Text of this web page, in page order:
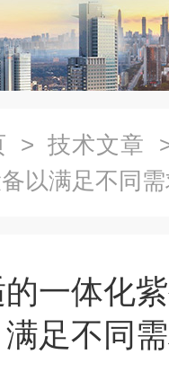
> 技术文章
以满足不同
一体化
满足不同